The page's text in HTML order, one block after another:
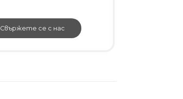
Свържете се с нас